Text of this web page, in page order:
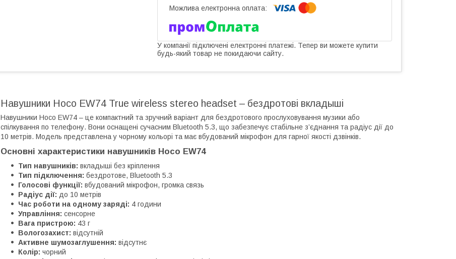
У компанії підключені електронні платежі. Тепер ви можете купити
будь-який товар не покидаючи сайту.
Навушники Hoco EW74 True wireless stereo headset – бездротові вкладыші
Навушники Hoco EW74 – це компактний та зручний варіант для бездротового прослуховування музики або
спілкування по телефону. Вони оснащені сучасним Bluetooth 5.3, що забезпечує стабільне з’єднання та радіус дії до
10 метрів. Модель представлена у чорному кольорі та має вбудований мікрофон для гарної якості дзвінків.
Основні характеристики навушників Hoco EW74
Тип навушників: вкладыші без кріплення
Тип підключення: бездротове, Bluetooth 5.3
Голосові функції: вбудований мікрофон, громка связь
Радіус дії: до 10 метрів
Час роботи на одному заряді: 4 години
Управління: сенсорне
Вага пристрою: 43 г
Вологозахист: відсутній
Активне шумозаглушення: відсутнє
Колір: чорний